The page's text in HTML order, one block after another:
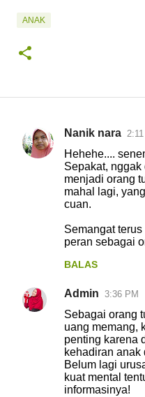
ANAK
K
Nanik nara
Hehehe....
Sepakat,
menjadi orang
mahal lagi,
cuan.
Semangat
peran sebagai
BALAS
Admin 3:36 PM
Sebagai orang
uang memang,
penting karena
kehadiran anak
Belum lagi
kuat mental
informasinya!